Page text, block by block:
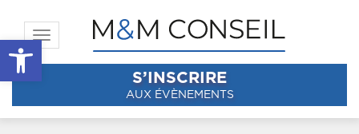
Ouvrir la barre d’outils
Toggle navigation
S’INSCRIRE
AUX ÉVÈNEMENTS